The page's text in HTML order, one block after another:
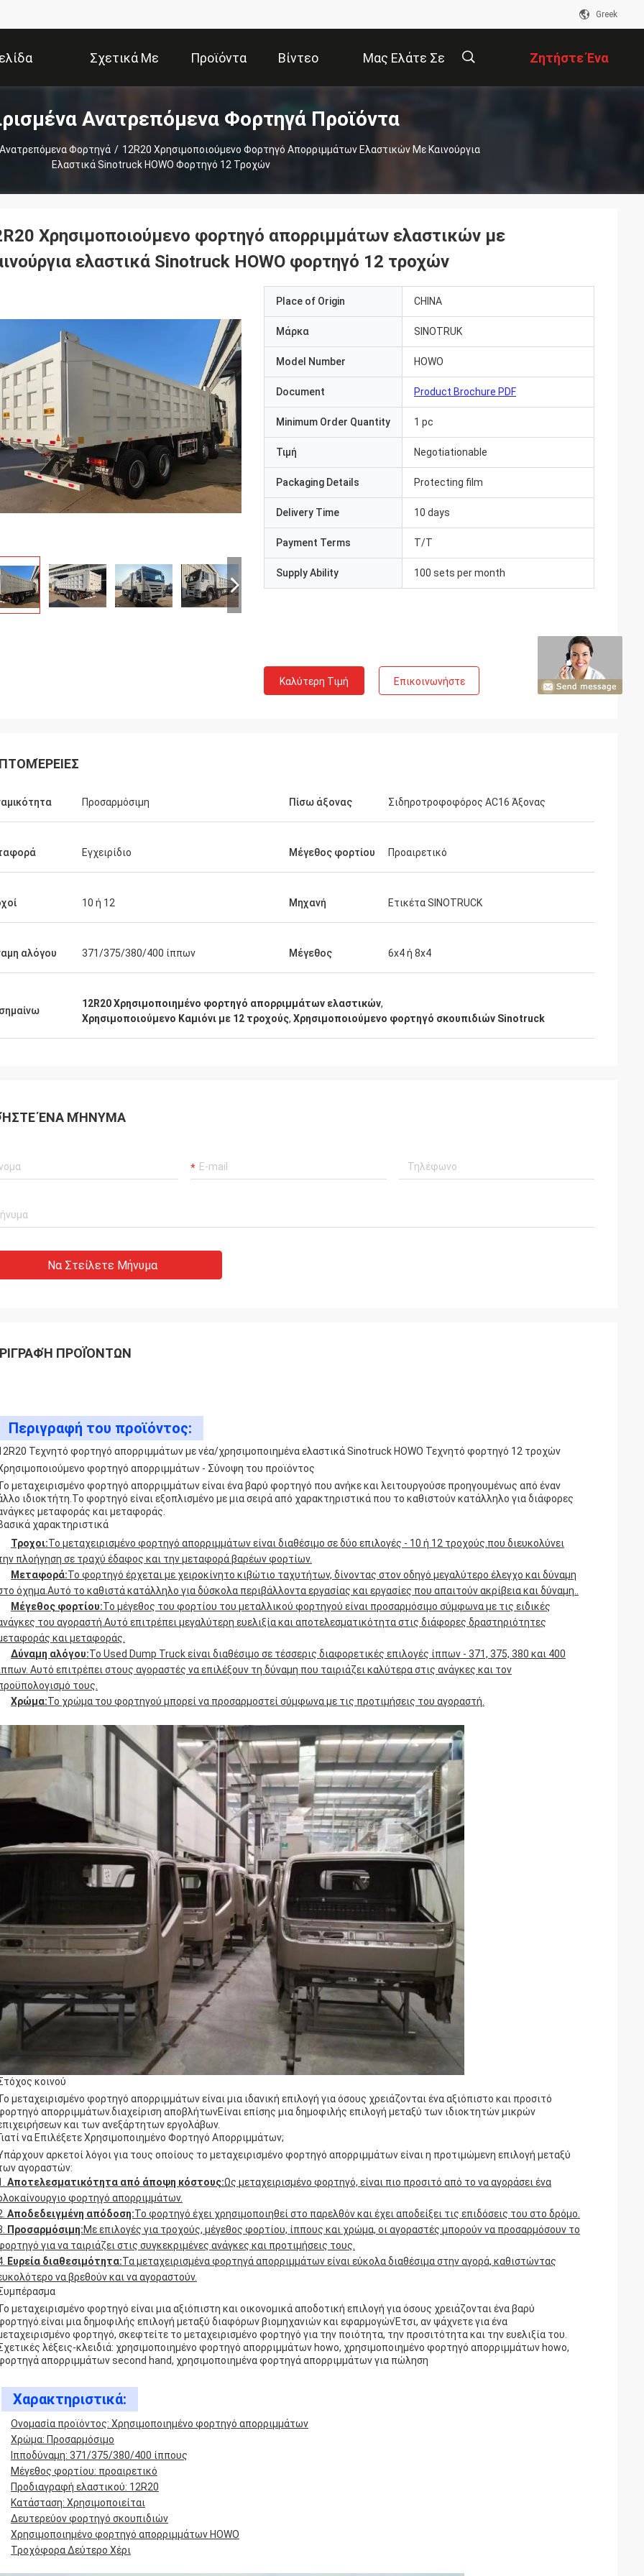
Greek
Σχετικά Με
Εμάς
Προϊόντα Βίντεο Μας Ελάτε Σε
Επαφή Με
Ζητήστε Ένα
Απόσπασμα
Ανατρεπόμενα Φορτηγά Προϊόντα
Φορτηγά / 12R20 Χρησιμοποιούμενο Φορτηγό Απορριμμάτων Ελαστικών Με Καινούργια
Ελαστικά Sinotruck HOWO Φορτηγό 12 Τροχών
Χρησιμοποιούμενο φορτηγό απορριμμάτων ελαστικών με
ελαστικά Sinotruck HOWO φορτηγό 12 τροχών
Place of Origin CHINA
Μάρκα SINOTRUK
Model Number HOWO
Document Product Brochure PDF
Minimum Order Quantity 1 pc
Τιμή Negotiationable
Packaging Details Protecting film
Delivery Time 10 days
Payment Terms T/T
Supply Ability 100 sets per month
Καλύτερη Τιμή Επικοινωνήστε
Προσαρμόσιμη Πίσω άξονας Σιδηροτροφοφόρος AC16 Άξονας
Εγχειρίδιο Μέγεθος φορτίου Προαιρετικό
10 ή 12 Μηχανή Ετικέτα SINOTRUCK
αλόγου 371/375/380/400 ίππων Μέγεθος 6x4 ή 8x4
12R20 Χρησιμοποιημένο φορτηγό απορριμμάτων ελαστικών,
Χρησιμοποιούμενο Καμιόνι με 12 τροχούς, Χρησιμοποιούμενο φορτηγό σκουπιδιών Sinotruck
ΈΝΑ ΜΉΝΥΜΑ
Να Στείλετε Μήνυμα
ΠΡΟΪΌΝΤΩΝ
Περιγραφή του προϊόντος:
Τεχνητό φορτηγό απορριμμάτων με νέα/χρησιμοποιημένα ελαστικά Sinotruck HOWO Τεχνητό φορτηγό 12 τροχών
φορτηγό απορριμμάτων - Σύνοψη του προϊόντος
μεταχειρισμένο φορτηγό απορριμμάτων είναι ένα βαρύ φορτηγό που ανήκε και λειτουργούσε προηγουμένως από έναν
ιδιοκτήτη.Το φορτηγό είναι εξοπλισμένο με μια σειρά από χαρακτηριστικά που το καθιστούν κατάλληλο για διάφορες
μεταφοράς και μεταφοράς.
χαρακτηριστικά
Τροχοι:Το μεταχειρισμένο φορτηγό απορριμμάτων είναι διαθέσιμο σε δύο επιλογές - 10 ή 12 τροχούς.που διευκολύνει
πλοήγηση σε τραχύ έδαφος και την μεταφορά βαρέων φορτίων.
Μεταφορά:Το φορτηγό έρχεται με χειροκίνητο κιβώτιο ταχυτήτων, δίνοντας στον οδηγό μεγαλύτερο έλεγχο και δύναμη
όχημα.Αυτό το καθιστά κατάλληλο για δύσκολα περιβάλλοντα εργασίας και εργασίες που απαιτούν ακρίβεια και δύναμη..
Μέγεθος φορτίου:Το μέγεθος του φορτίου του μεταλλικού φορτηγού είναι προσαρμόσιμο σύμφωνα με τις ειδικές
του αγοραστή.Αυτό επιτρέπει μεγαλύτερη ευελιξία και αποτελεσματικότητα στις διάφορες δραστηριότητες
και μεταφοράς.
Δύναμη αλόγου:Το Used Dump Truck είναι διαθέσιμο σε τέσσερις διαφορετικές επιλογές ίππων - 371, 375, 380 και 400
Αυτό επιτρέπει στους αγοραστές να επιλέξουν τη δύναμη που ταιριάζει καλύτερα στις ανάγκες και τον
τους.
Χρώμα:Το χρώμα του φορτηγού μπορεί να προσαρμοστεί σύμφωνα με τις προτιμήσεις του αγοραστή.
κοινού
μεταχειρισμένο φορτηγό απορριμμάτων είναι μια ιδανική επιλογή για όσους χρειάζονται ένα αξιόπιστο και προσιτό
απορριμμάτων.διαχείριση αποβλήτωνΕίναι επίσης μια δημοφιλής επιλογή μεταξύ των ιδιοκτητών μικρών
και των ανεξάρτητων εργολάβων.
να Επιλέξετε Χρησιμοποιημένο Φορτηγό Απορριμμάτων;
αρκετοί λόγοι για τους οποίους το μεταχειρισμένο φορτηγό απορριμμάτων είναι η προτιμώμενη επιλογή μεταξύ
αγοραστών:
Αποτελεσματικότητα από άποψη κόστους:Ως μεταχειρισμένο φορτηγό, είναι πιο προσιτό από το να αγοράσει ένα
φορτηγό απορριμμάτων.
Αποδεδειγμένη απόδοση:Το φορτηγό έχει χρησιμοποιηθεί στο παρελθόν και έχει αποδείξει τις επιδόσεις του στο δρόμο.
Προσαρμόσιμη:Με επιλογές για τροχούς, μέγεθος φορτίου, ίππους και χρώμα, οι αγοραστές μπορούν να προσαρμόσουν το
για να ταιριάζει στις συγκεκριμένες ανάγκες και προτιμήσεις τους.
Ευρεία διαθεσιμότητα:Τα μεταχειρισμένα φορτηγά απορριμμάτων είναι εύκολα διαθέσιμα στην αγορά, καθιστώντας
να βρεθούν και να αγοραστούν.
μεταχειρισμένο φορτηγό είναι μια αξιόπιστη και οικονομικά αποδοτική επιλογή για όσους χρειάζονται ένα βαρύ
μια δημοφιλής επιλογή μεταξύ διαφόρων βιομηχανιών και εφαρμογώνΈτσι, αν ψάχνετε για ένα
φορτηγό, σκεφτείτε το μεταχειρισμένο φορτηγό για την ποιότητα, την προσιτότητα και την ευελιξία του.
λέξεις-κλειδιά: χρησιμοποιημένο φορτηγό απορριμμάτων howo, χρησιμοποιημένο φορτηγό απορριμμάτων howo,
απορριμμάτων second hand, χρησιμοποιημένα φορτηγά απορριμμάτων για πώληση
Χαρακτηριστικά:
Ονομασία προϊόντος: Χρησιμοποιημένο φορτηγό απορριμμάτων
Χρώμα: Προσαρμόσιμο
Ιπποδύναμη: 371/375/380/400 ίππους
Μέγεθος φορτίου: προαιρετικό
Προδιαγραφή ελαστικού: 12R20
Κατάσταση: Χρησιμοποιείται
Δευτερεύον φορτηγό σκουπιδιών
Χρησιμοποιημένο φορτηγό απορριμμάτων HOWO
Τροχόφορα Δεύτερο Χέρι